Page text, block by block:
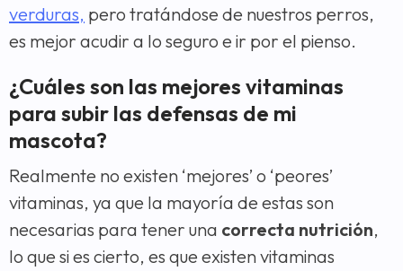
verduras, pero tratándose de nuestros perros,
es mejor acudir a lo seguro e ir por el pienso.
¿Cuáles son las mejores vitaminas
para subir las defensas de mi
mascota?
Realmente no existen ‘mejores’ o ‘peores’
vitaminas, ya que la mayoría de estas son
necesarias para tener una correcta nutrición,
lo que si es cierto, es que existen vitaminas